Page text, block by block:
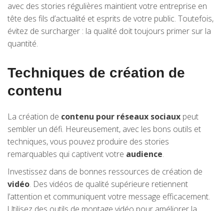
avec des stories régulières maintient votre entreprise en
tête des fils d’actualité et esprits de votre public. Toutefois,
évitez de surcharger : la qualité doit toujours primer sur la
quantité.
Techniques de création de
contenu
La création de contenu pour réseaux sociaux peut
sembler un défi. Heureusement, avec les bons outils et
techniques, vous pouvez produire des stories
remarquables qui captivent votre audience.
Investissez dans de bonnes ressources de création de
vidéo. Des vidéos de qualité supérieure retiennent
l’attention et communiquent votre message efficacement.